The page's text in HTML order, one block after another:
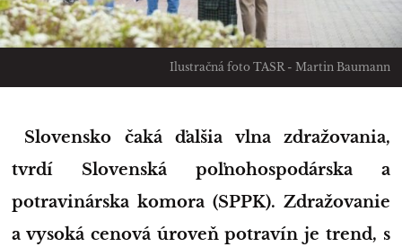
Ilustračná foto TASR - Martin Baumann
Slovensko čaká ďalšia vlna zdražovania,
tvrdí Slovenská poľnohospodárska a
potravinárska komora (SPPK). Zdražovanie
a vysoká cenová úroveň potravín je trend, s